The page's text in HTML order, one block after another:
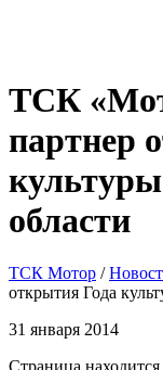
ТСК
партнер
области
открытия Года